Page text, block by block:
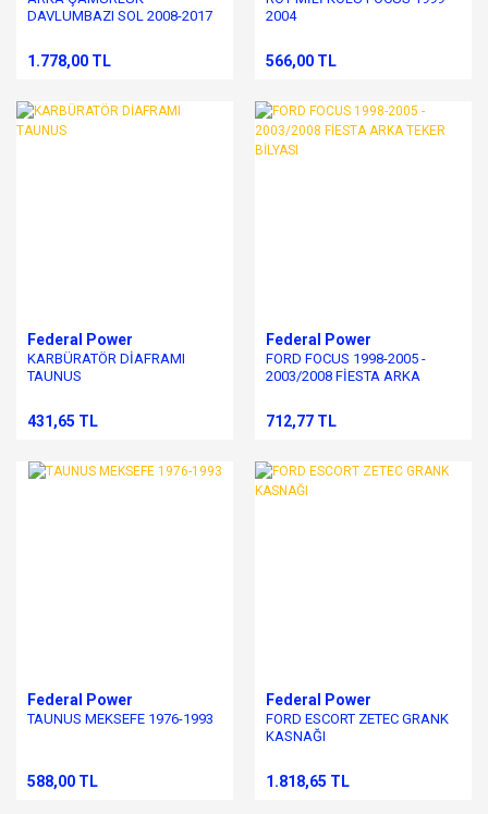
DAVLUMBAZI SOL 2008-2017
1.778,00 TL
2004
566,00 TL
Federal Power
KARBÜRATÖR DİAFRAMI
TAUNUS
431,65 TL
Federal Power
FORD FOCUS 1998-2005 -
2003/2008 FİESTA ARKA
712,77 TL
Federal Power
TAUNUS MEKSEFE 1976-1993
588,00 TL
Federal Power
FORD ESCORT ZETEC GRANK
KASNAĞI
1.818,65 TL